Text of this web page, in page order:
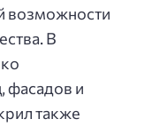
возможности
В
фасадов и
также